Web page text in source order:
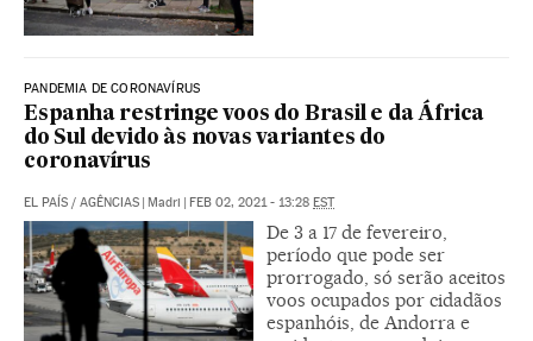
PANDEMIA DE CORONAVÍRUS
Espanha restringe voos do Brasil e da África
do Sul devido às novas variantes do
coronavírus
EL PAÍS / AGÊNCIAS | Madri | FEB 02, 2021 - 13:28 EST
De 3 a 17 de fevereiro,
período que pode ser
prorrogado, só serão aceitos
voos ocupados por cidadãos
espanhóis, de Andorra e